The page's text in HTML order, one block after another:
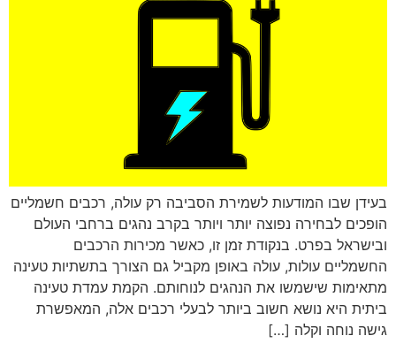
בעידן שבו המודעות לשמירת הסביבה רק עולה, רכבים חשמליים
הופכים לבחירה נפוצה יותר ויותר בקרב נהגים ברחבי העולם
ובישראל בפרט. בנקודת זמן זו, כאשר מכירות הרכבים
החשמליים עולות, עולה באופן מקביל גם הצורך בתשתיות טעינה
מתאימות שישמשו את הנהגים לנוחותם. הקמת עמדת טעינה
ביתית היא נושא חשוב ביותר לבעלי רכבים אלה, המאפשרת
גישה נוחה וקלה […]